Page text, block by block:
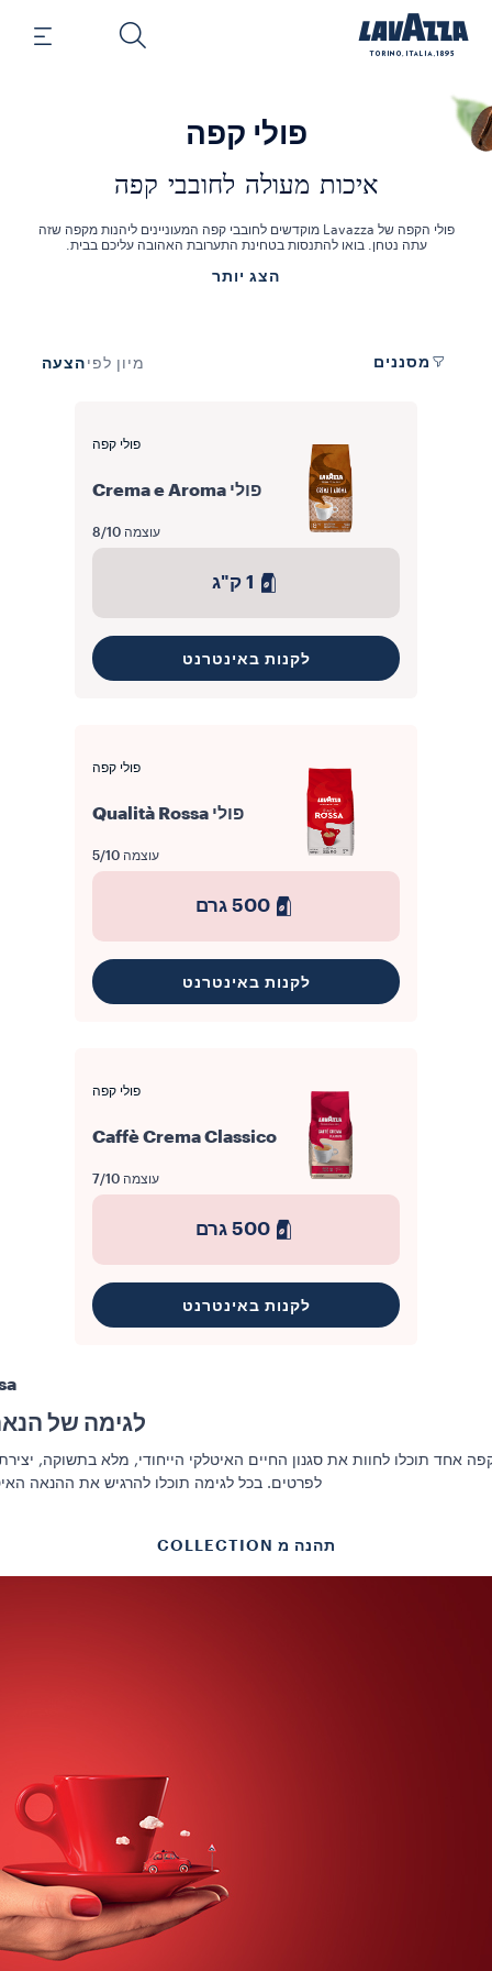
פולי קפה
איכות מעולה לחובבי קפה
פולי הקפה של Lavazza מוקדשים לחובבי קפה המעוניינים ליהנות מקפה שזה
עתה נטחן. בואו להתנסות בטחינת התערובת האהובה עליכם בבית.
העראביקה והרובוסטה הטובים ביותר ממרכז ודרום אמריקה ומאסיה. פולי
הצג יותר
מסננים מיון לפי הצעה
פולי קפה
פולי Crema e Aroma
עוצמה 8/10
1 ק"ג
לקנות באינטרנט
פולי קפה
פולי Qualità Rossa
עוצמה 5/10
500 גרם
לקנות באינטרנט
פולי קפה
Caffè Crema Classico
עוצמה 7/10
500 גרם
לקנות באינטרנט
לגימה של
אחד תוכלו לחוות את סגנון החיים האיטלקי הייחודי, מלא בתשוקה,
לפרטים. בכל לגימה תוכלו להרגיש את ההנאה
תהנה מ COLLECTION